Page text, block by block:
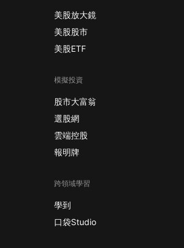
美股放大鏡
美股股市
美股ETF
模擬投資
股市大富翁
選股網
雲端控股
報明牌
跨領域學習
學到
口袋Studio